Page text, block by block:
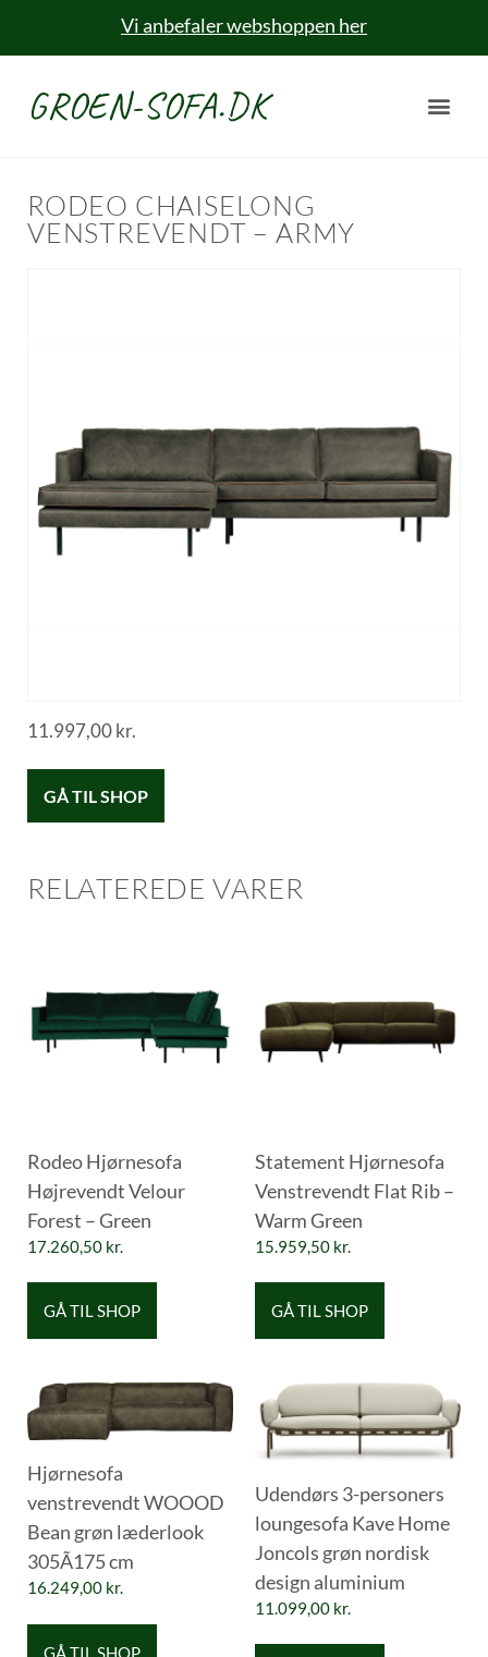
Vi anbefaler webshoppen her
GROEN-SOFA.DK
RODEO CHAISELONG
VENSTREVENDT – ARMY
11.997,00kr.
GÅ TIL SHOP
RELATEREDE VARER
Rodeo Hjørnesofa
Højrevendt Velour
Forest – Green
17.260,50 kr.
GÅ TIL SHOP
Statement Hjørnesofa
Venstrevendt Flat Rib –
Warm Green
15.959,50 kr.
GÅ TIL SHOP
Hjørnesofa
venstrevendt WOOOD
Bean grøn læderlook
305Ã175 cm
16.249,00 kr.
GÅ TIL SHOP
Udendørs 3-personers
loungesofa Kave Home
Joncols grøn nordisk
design aluminium
11.099,00 kr.